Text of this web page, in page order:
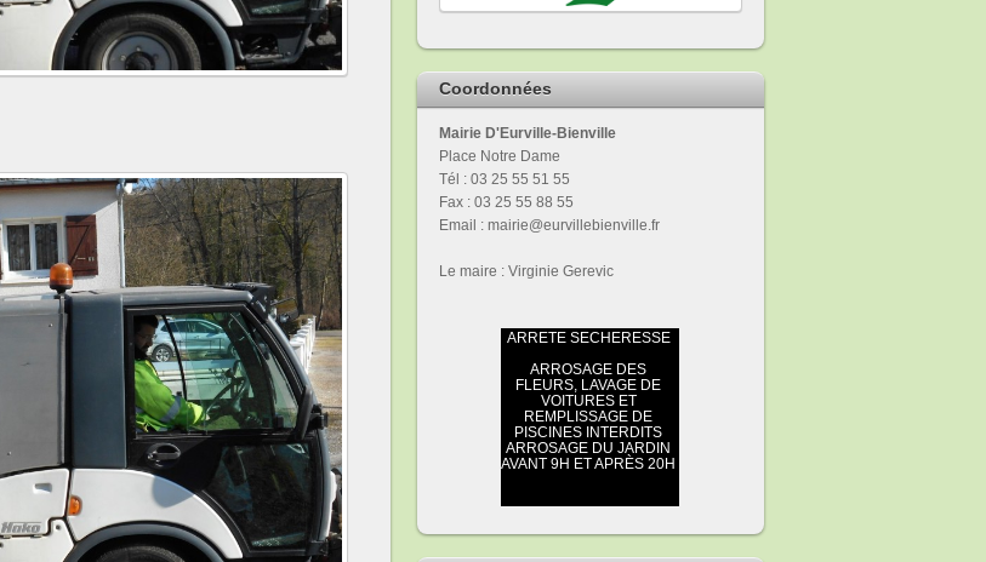
Coordonnées
Mairie D'Eurville-Bienville
Place Notre Dame
Tél : 03 25 55 51 55
Fax : 03 25 55 88 55
Email : mairie@eurvillebienville.fr
Le maire : Virginie Gerevic